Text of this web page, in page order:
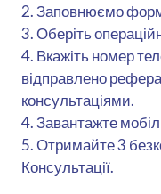
2. Заповнюємо
3. Оберіть
4. Вкажіть номер
відправлено
консультаціями.
4. Завантажте
5. Отримайте 3
Консультації.